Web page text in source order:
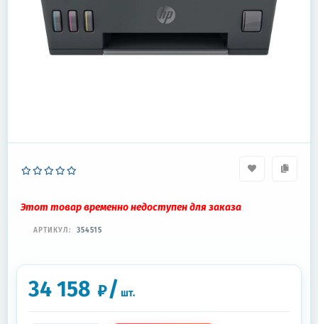
Этот товар временно недоступен для заказа
АРТИКУЛ: 354515
34 158 ₽/ шт.